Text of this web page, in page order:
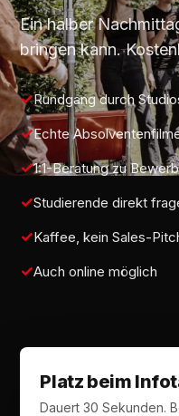
Ein halber
bringen kann.
Rundgang durch
Echte
1:1-Beratung zu
Studierende direkt
Kaffee, kein Sales-
Auch online möglich
Platz beim
Dauert 30 Sekunden.